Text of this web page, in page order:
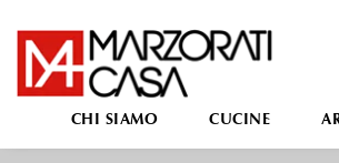
CHI SIAMO CUCINE